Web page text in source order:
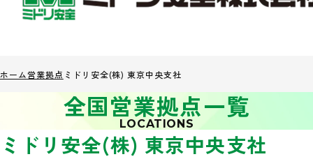
ホーム営業拠点 ミドリ安全(株) 東京中央支社
全国営業拠点一覧
LOCATIONS
ミドリ安全(株) 東京中央支社